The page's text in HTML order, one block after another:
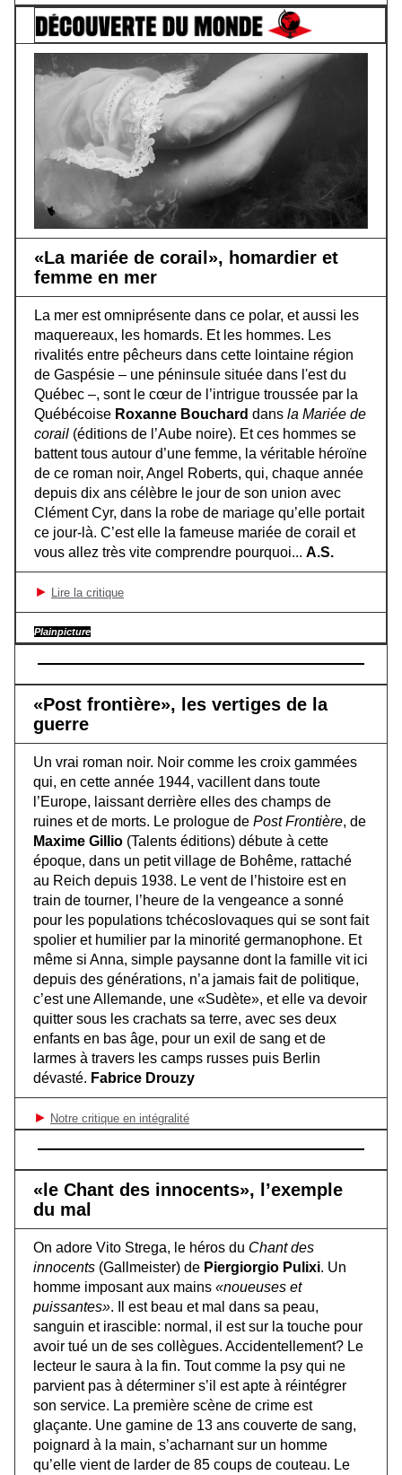
«La mariée de corail», homardier et
femme en mer
La mer est omniprésente dans ce polar, et aussi les
maquereaux, les homards. Et les hommes. Les
rivalités entre pêcheurs dans cette lointaine région
de Gaspésie – une péninsule située dans l'est du
Québec –, sont le cœur de l’intrigue troussée par la
Québécoise Roxanne Bouchard dans la Mariée de
corail (éditions de l’Aube noire). Et ces hommes se
battent tous autour d’une femme, la véritable héroïne
de ce roman noir, Angel Roberts, qui, chaque année
depuis dix ans célèbre le jour de son union avec
Clément Cyr, dans la robe de mariage qu’elle portait
ce jour-là. C’est elle la fameuse mariée de corail et
vous allez très vite comprendre pourquoi... A.S.
► Lire la critique
Plainpicture
«Post frontière», les vertiges de la
guerre
Un vrai roman noir. Noir comme les croix gammées
qui, en cette année 1944, vacillent dans toute
l’Europe, laissant derrière elles des champs de
ruines et de morts. Le prologue de Post Frontière, de
Maxime Gillio (Talents éditions) débute à cette
époque, dans un petit village de Bohême, rattaché
au Reich depuis 1938. Le vent de l’histoire est en
train de tourner, l’heure de la vengeance a sonné
pour les populations tchécoslovaques qui se sont fait
spolier et humilier par la minorité germanophone. Et
même si Anna, simple paysanne dont la famille vit ici
depuis des générations, n’a jamais fait de politique,
c’est une Allemande, une «Sudète», et elle va devoir
quitter sous les crachats sa terre, avec ses deux
enfants en bas âge, pour un exil de sang et de
larmes à travers les camps russes puis Berlin
dévasté. Fabrice Drouzy
► Notre critique en intégralité
«le Chant des innocents», l’exemple
du mal
On adore Vito Strega, le héros du Chant des
innocents (Gallmeister) de Piergiorgio Pulixi. Un
homme imposant aux mains «noueuses et
puissantes». Il est beau et mal dans sa peau,
sanguin et irascible: normal, il est sur la touche pour
avoir tué un de ses collègues. Accidentellement? Le
lecteur le saura à la fin. Tout comme la psy qui ne
parvient pas à déterminer s’il est apte à réintégrer
son service. La première scène de crime est
glaçante. Une gamine de 13 ans couverte de sang,
poignard à la main, s’acharnant sur un homme
qu’elle vient de larder de 85 coups de couteau. Le